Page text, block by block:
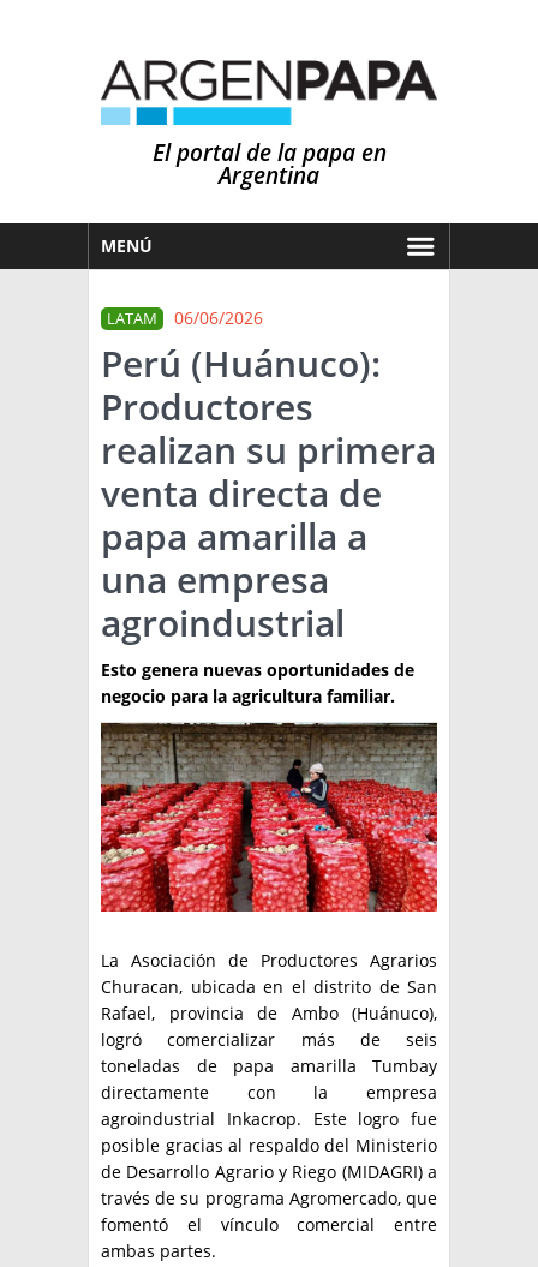
El portal de la papa en
Argentina
MENÚ
MERCADOS
NOTICIAS
EN ESPAÑOL
OTROS IDIOMAS
CLIMA
PRONÓSTICO
LLUVIAS
ARGENTINA
EL MUNDO
TÉCNICA
PRODUCCION
CLASIFICADOS
INTERES GENERAL
LA PAPA
RESOLUCIONES Y NORMATIVAS
ENLACES
ARGENPAPA
PUBLICIDAD
QUIENES SOMOS
CONTACTO
BUSCAR NOTICIAS
BUSCAR
LATAM 06/06/2026
Perú (Huánuco):
Productores
realizan su primera
venta directa de
papa amarilla a
una empresa
agroindustrial
Esto genera nuevas oportunidades de
negocio para la agricultura familiar.
La Asociación de Productores Agrarios
Churacan, ubicada en el distrito de San
Rafael, provincia de Ambo (Huánuco),
logró comercializar más de seis
toneladas de papa amarilla Tumbay
directamente con la empresa
agroindustrial Inkacrop. Este logro fue
posible gracias al respaldo del Ministerio
de Desarrollo Agrario y Riego (MIDAGRI) a
través de su programa Agromercado, que
fomentó el vínculo comercial entre
ambas partes.